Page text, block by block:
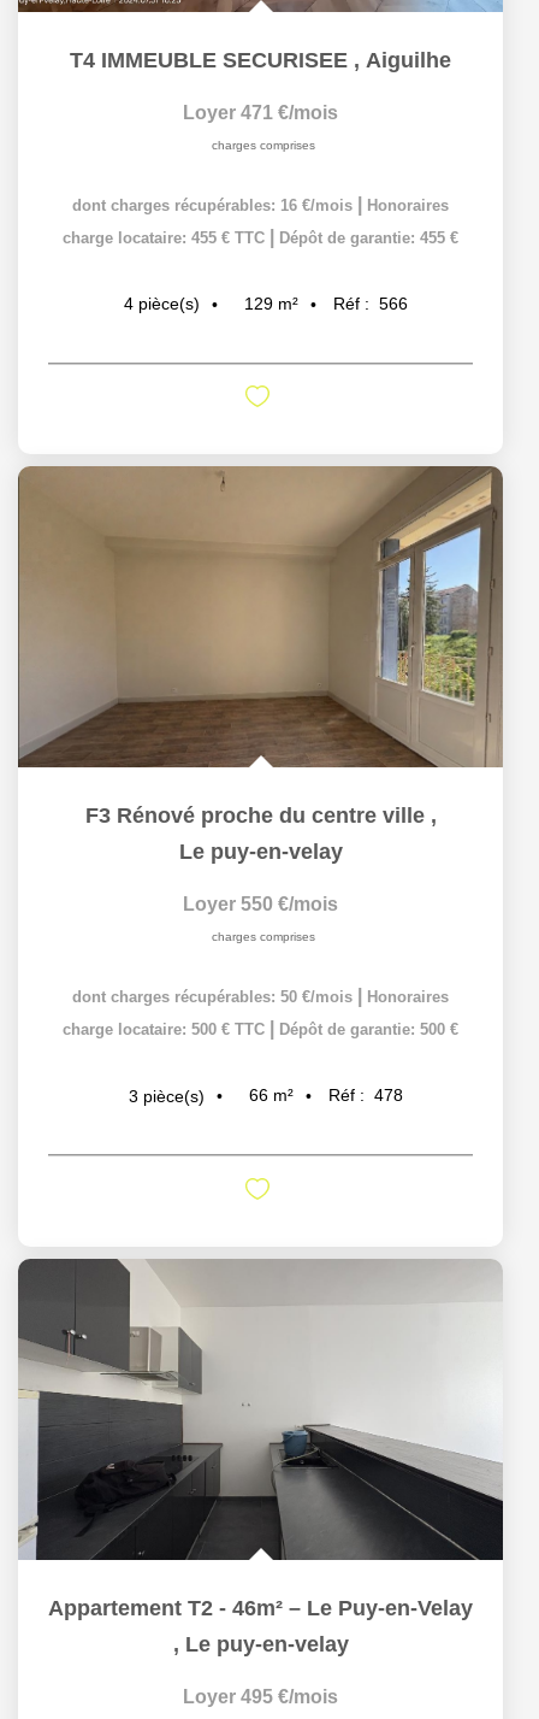
T4 IMMEUBLE SECURISEE , Aiguilhe
Loyer 471 €/mois
charges comprises
dont charges récupérables: 16 €/mois
Honoraires
charge locataire: 455 € TTC
Dépôt de garantie: 455 €
4 pièce(s) 129 m² Réf : 566
F3 Rénové proche du centre ville ,
Le puy-en-velay
Loyer 550 €/mois
charges comprises
dont charges récupérables: 50 €/mois
Honoraires
charge locataire: 500 € TTC
Dépôt de garantie: 500 €
3 pièce(s) 66 m² Réf : 478
Appartement T2 - 46m² – Le Puy-en-Velay
, Le puy-en-velay
Loyer 495 €/mois